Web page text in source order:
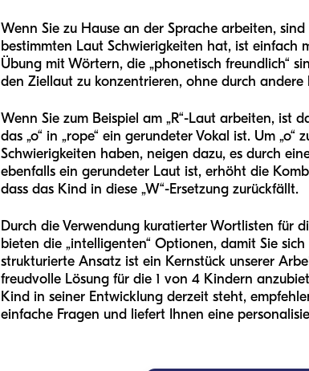
Wenn Sie zu Hause an der Sprache arbeiten,
bestimmten Laut Schwierigkeiten hat, ist einfach
Übung mit Wörtern, die „phonetisch freundlich“
den Ziellaut zu konzentrieren, ohne durch
Wenn Sie zum Beispiel am „R“-Laut arbeiten, ist
das „o“ in „rope“ ein gerundeter Vokal ist. Um
Schwierigkeiten haben, neigen dazu, es durch
ebenfalls ein gerundeter Laut ist, erhöht die
dass das Kind in diese „W“-Ersetzung zurückfällt.
Durch die Verwendung kuratierter Wortlisten für
bieten die „intelligenten“ Optionen, damit Sie
strukturierte Ansatz ist ein Kernstück unserer
freudvolle Lösung für die 1 von 4 Kindern
Kind in seiner Entwicklung derzeit steht,
einfache Fragen und liefert Ihnen eine